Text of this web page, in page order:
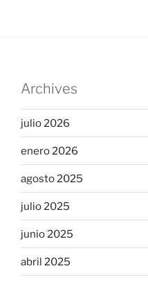
Archives
julio 2026
enero 2026
agosto 2025
julio 2025
junio 2025
abril 2025